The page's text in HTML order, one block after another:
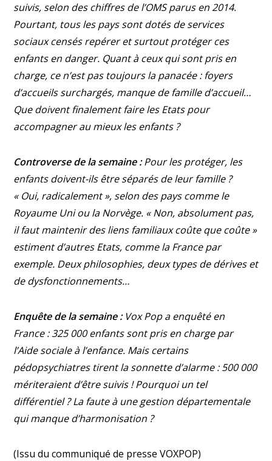
suivis, selon des chiffres de l’OMS parus en 2014.
Pourtant, tous les pays sont dotés de services
sociaux censés repérer et surtout protéger ces
enfants en danger. Quant à ceux qui sont pris en
charge, ce n’est pas toujours la panacée : foyers
d’accueils surchargés, manque de famille d’accueil…
Que doivent finalement faire les Etats pour
accompagner au mieux les enfants ?
Controverse de la semaine :Pour les protéger, les
enfants doivent-ils être séparés de leur famille ?
« Oui, radicalement », selon des pays comme le
Royaume Uni ou la Norvège. « Non, absolument pas,
il faut maintenir des liens familiaux coûte que coûte »
estiment d’autres Etats, comme la France par
exemple. Deux philosophies, deux types de dérives et
de dysfonctionnements…
Enquête de la semaine :Vox Pop a enquêté en
France : 325 000 enfants sont pris en charge par
l’Aide sociale à l’enfance. Mais certains
pédopsychiatres tirent la sonnette d’alarme : 500 000
mériteraient d’être suivis ! Pourquoi un tel
différentiel ? La faute à une gestion départementale
qui manque d’harmonisation ?
(Issu du communiqué de presse VOXPOP)